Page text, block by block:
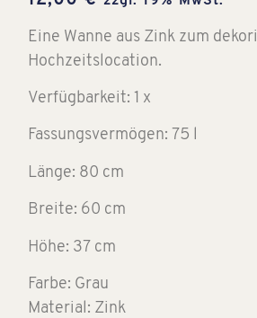
Eine Wanne aus Zink zum
Hochzeitslocation.
Verfügbarkeit: 1 x
Fassungsvermögen: 75 l
Länge: 80 cm
Breite: 60 cm
Höhe: 37 cm
Farbe: Grau
Material: Zink